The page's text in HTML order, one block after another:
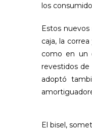
los
Estos
caja, la
como en un
revestidos
adoptó
El bisel,